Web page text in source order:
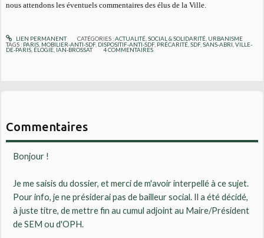
nous attendons les éventuels commentaires des élus de la Ville.
LIEN PERMANENT CATÉGORIES :ACTUALITÉ, SOCIAL & SOLIDARITÉ, URBANISME
TAGS : PARIS MOBILIER-ANTI-SDF, DISPOSITIF-ANTI-SDF, PRÉCARITÉ ,SDF,SANS-ABRI ,VILLE-
DE-PARIS ÉLOGIE IAN-BROSSAT 4COMMENTAIRES
Commentaires
Bonjour !
Je me saisis du dossier, et merci de m'avoir interpellé à ce sujet.
Pour info, je ne présiderai pas de bailleur social. Il a été décidé,
à juste titre, de mettre fin au cumul adjoint au Maire/Président
de SEM ou d'OPH.